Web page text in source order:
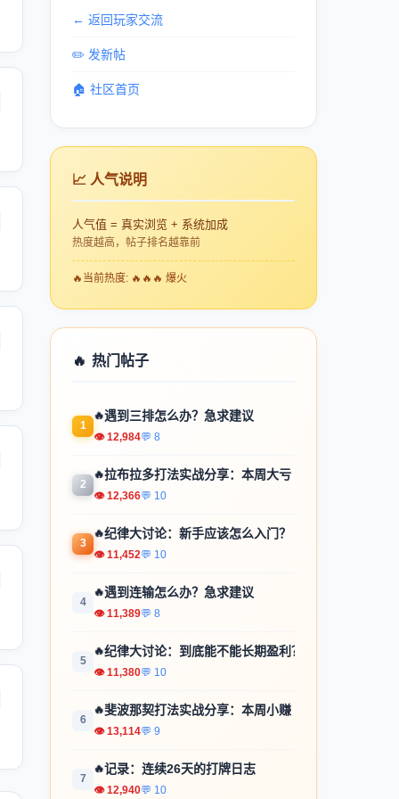
← 返回玩家交流
✏️ 发新帖
🏠 社区首页
📈 人气说明
人气值 = 真实浏览 + 系统加成
热度越高，帖子排名越靠前
🔥 当前热度: 🔥🔥🔥 爆火
🔥 热门帖子
1
🔥遇到三排怎么办？急求建议
👁 12,984💬 8
2
🔥拉布拉多打法实战分享：本周大亏
👁 12,366💬 10
3
🔥纪律大讨论：新手应该怎么入门？
👁 11,452💬 10
4
🔥遇到连输怎么办？急求建议
👁 11,389💬 8
5
🔥纪律大讨论：到底能不能长期盈利？
👁 11,380💬 10
6
🔥斐波那契打法实战分享：本周小赚
👁 13,114💬 9
7
🔥记录：连续26天的打牌日志
👁 12,940💬 10